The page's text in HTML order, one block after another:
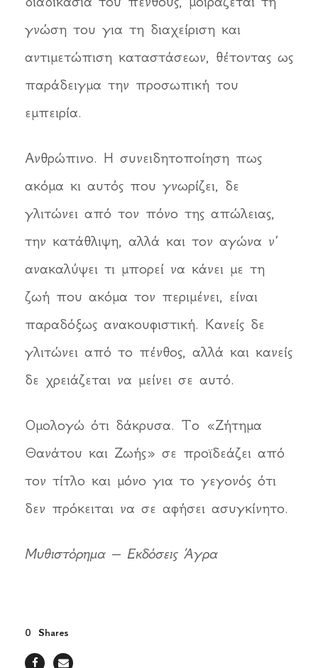
γνώση του για τη διαχείριση και
αντιμετώπιση καταστάσεων, θέτοντας ως
παράδειγμα την προσωπική του
εμπειρία.
Ανθρώπινο. Η συνειδητοποίηση πως
ακόμα κι αυτός που γνωρίζει, δε
γλιτώνει από τον πόνο της απώλειας,
την κατάθλιψη, αλλά και τον αγώνα ν’
ανακαλύψει τι μπορεί να κάνει με τη
ζωή που ακόμα τον περιμένει, είναι
παραδόξως ανακουφιστική. Κανείς δε
γλιτώνει από το πένθος, αλλά και κανείς
δε χρειάζεται να μείνει σε αυτό.
Ομολογώ ότι δάκρυσα. Το «Ζήτημα
Θανάτου και Ζωής» σε προϊδεάζει από
τον τίτλο και μόνο για το γεγονός ότι
δεν πρόκειται να σε αφήσει ασυγκίνητο.
Μυθιστόρημα – Εκδόσεις Άγρα
0 Shares